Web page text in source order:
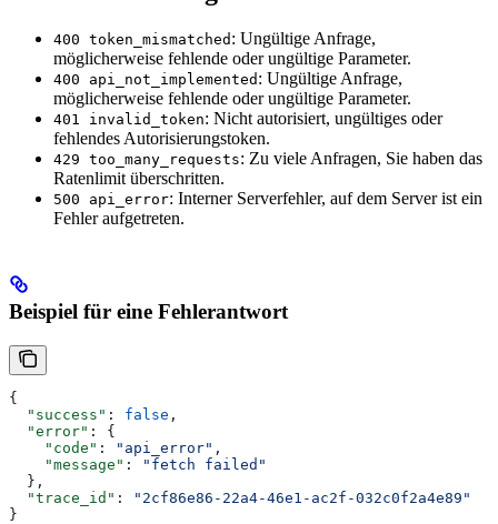
400 token_mismatched : Ungültige Anfrage,
möglicherweise fehlende oder ungültige Parameter.
400 api_not_implemented : Ungültige Anfrage,
möglicherweise fehlende oder ungültige Parameter.
401 invalid_token: Nicht autorisiert, ungültiges oder
fehlendes Autorisierungstoken.
429 too_many_requests: Zu viele Anfragen, Sie haben das
Ratenlimit überschritten.
500 api_error: Interner Serverfehler, auf dem Server ist ein
Fehler aufgetreten.
Beispiel für eine Fehlerantwort
{
  "success"
: false ,
  "error"
: {
    "code"
: "api_error" ,
    "message"
:
"fetch failed"
  },
  "trace_id"
:
"2cf86e86-22a4-46e1-ac2f-032c0f2a4e89"
}